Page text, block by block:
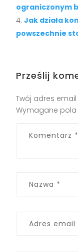
ograniczonym
Jak działa
powszechnie
Prześlij
Twój adres
Wymagane